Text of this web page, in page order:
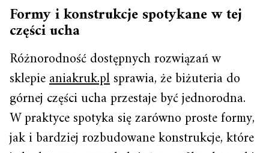
Formy i konstrukcje spotykane w tej
części ucha
Różnorodność dostępnych rozwiązań w
sklepieaniakruk.plsprawia, że biżuteria do
górnej części ucha przestaje być jednorodna.
W praktyce spotyka się zarówno proste formy,
jak i bardziej rozbudowane konstrukcje, które